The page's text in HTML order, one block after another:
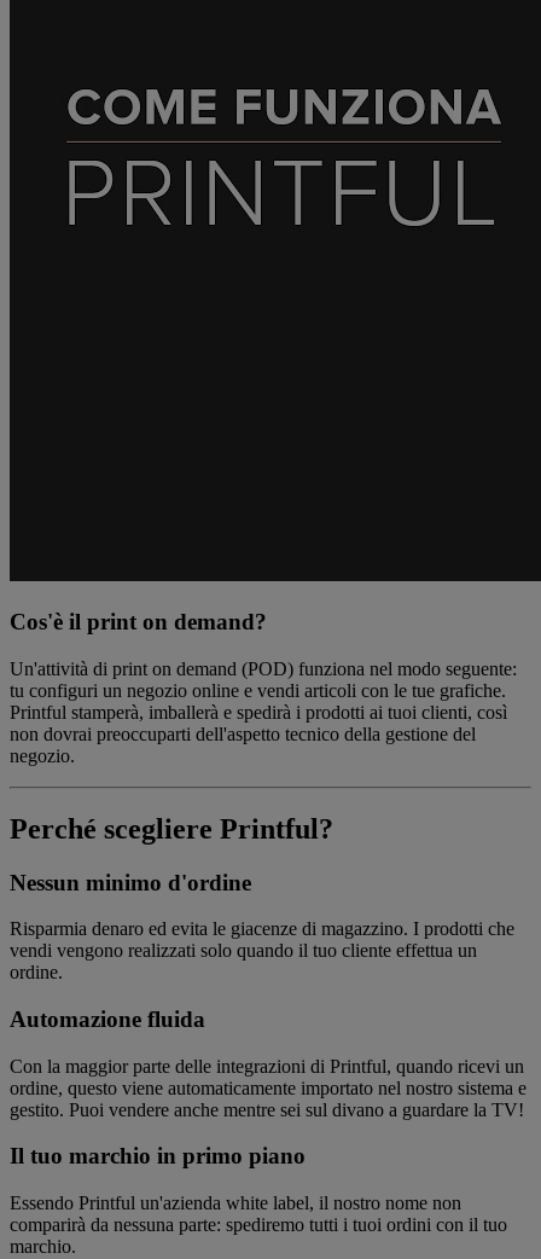
Cos'è il print on demand?
Un'attività di print on demand (POD) funziona nel modo seguente:
tu configuri un negozio online e vendi articoli con le tue grafiche.
Printful stamperà, imballerà e spedirà i prodotti ai tuoi clienti, così
non dovrai preoccuparti dell'aspetto tecnico della gestione del
negozio.
Perché scegliere Printful?
Nessun minimo d'ordine
Risparmia denaro ed evita le giacenze di magazzino. I prodotti che
vendi vengono realizzati solo quando il tuo cliente effettua un
ordine.
Automazione fluida
Con la maggior parte delle integrazioni di Printful, quando ricevi un
ordine, questo viene automaticamente importato nel nostro sistema e
gestito. Puoi vendere anche mentre sei sul divano a guardare la TV!
Il tuo marchio in primo piano
Essendo Printful un'azienda white label, il nostro nome non
comparirà da nessuna parte: spediremo tutti i tuoi ordini con il tuo
marchio.